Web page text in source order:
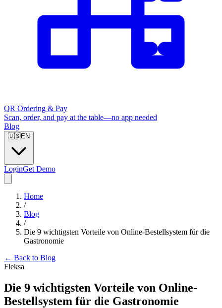
QR Ordering & Pay
Scan, order, and pay at the table—no app needed
Blog
🇺🇸EN
LoginGet Demo
Home
/
Blog
/
Die 9 wichtigsten Vorteile von Online-Bestellsystem für die
Gastronomie
← Back to Blog
Fleksa
Die 9 wichtigsten Vorteile von Online-
Bestellsystem für die Gastronomie